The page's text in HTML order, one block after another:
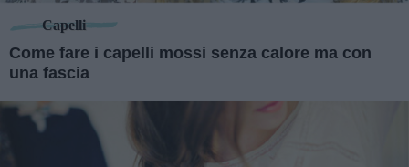
Capelli
Come fare i capelli mossi senza calore ma con
una fascia